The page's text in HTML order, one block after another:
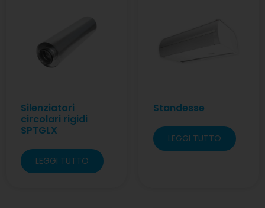
Silenziatori
circolari rigidi
SPTGLX
LEGGI TUTTO
Standesse
LEGGI TUTTO